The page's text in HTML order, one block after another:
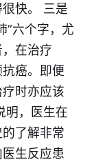
快。 三是
”六个字，尤
在治疗
癌。即便
时亦应该
明，医生在
了解非常
生反应患